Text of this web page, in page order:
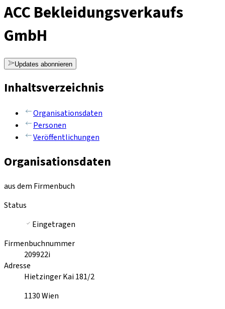
ACC Bekleidungsverkaufs
GmbH
Updates abonnieren
Inhaltsverzeichnis
Organisationsdaten
Personen
Veröffentlichungen
Organisationsdaten
aus dem Firmenbuch
Status
Eingetragen
Firmenbuchnummer
209922i
Adresse
Hietzinger Kai 181/2
1130Wien